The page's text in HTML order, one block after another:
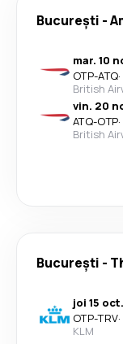
București -
mar. 10
OTP-ATQ·
British
vin. 20
ATQ-OTP·
British
București -
joi 15 oct.
OTP-TRV·
KLM